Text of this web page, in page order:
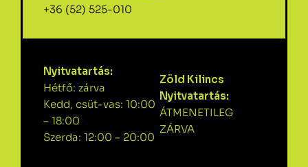
+36 (52) 525-010
Nyitvatartás:
Hétfő: zárva
Kedd, csüt-vas: 10:00
– 18:00
Szerda: 12:00 – 20:00
Zöld Kilincs
Nyitvatartás:
ÁTMENETILEG
ZÁRVA